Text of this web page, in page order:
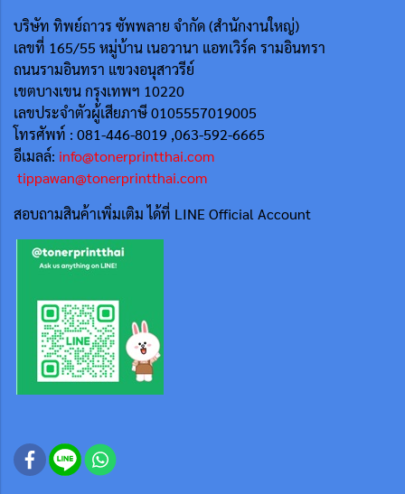
บริษัท ทิพย์ถาวร ซัพพลาย จำกัด (สำนักงานใหญ่)
เลขที่ 165/55 หมู่บ้าน เนอวานา แอทเวิร์ค รามอินทรา
ถนนรามอินทรา แขวงอนุสาวรีย์
เขตบางเขน กรุงเทพฯ 10220
เลขประจำตัวผู้เสียภาษี 0105557019005
โทรศัพท์ : 081-446-8019 ,063-592-6665
อีเมลล์: info@tonerprintthai.com
tippawan@tonerprintthai.com
สอบถามสินค้าเพิ่มเติม ได้ที่ LINE Official Account